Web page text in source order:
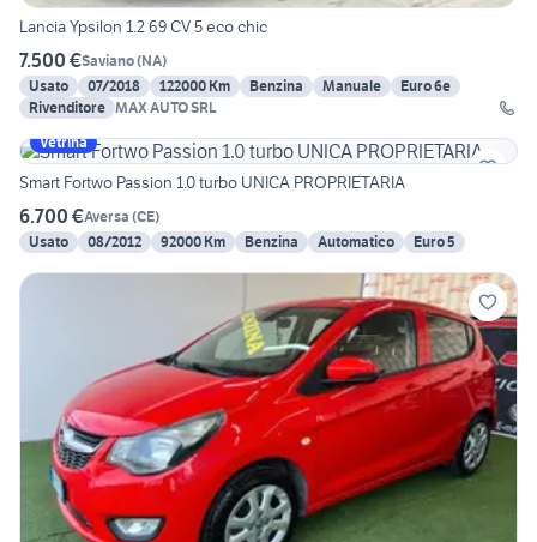
Lancia Ypsilon 1.2 69 CV 5 eco chic
7.500 €Saviano(NA)
Usato
07/2018 122000 Km Benzina Manuale
Euro 6e
Rivenditore MAX AUTO SRL
Vetrina
Smart Fortwo Passion 1.0 turbo UNICA PROPRIETARIA
6.700 €Aversa (CE)
Usato
08/2012 92000 Km Benzina Automatico Euro 5